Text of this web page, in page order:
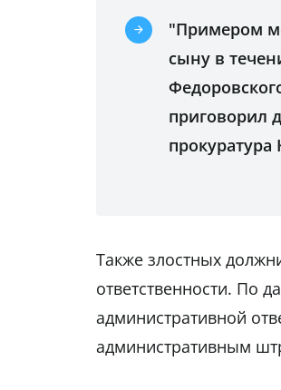
"Примером
сыну в
приговорил
прокуратура
Также злостных
ответственности. По
административной
административным